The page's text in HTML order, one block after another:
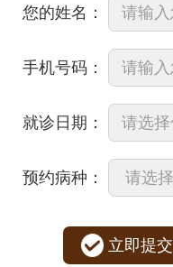
您的姓名：
手机号码：
就诊日期：
预约病种：
立即提交